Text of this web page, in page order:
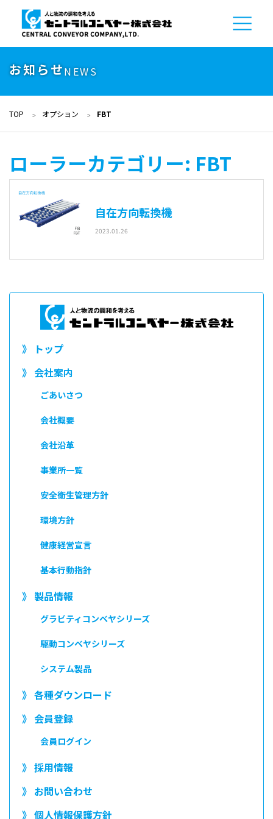
お知らせNEWS
TOP オプション FBT
ローラーカテゴリー: FBT
自在方向転換機
2023.01.26
》 トップ
》 会社案内
ごあいさつ
会社概要
会社沿革
事業所一覧
安全衛生管理方針
環境方針
健康経営宣言
基本行動指針
》 製品情報
グラビティコンベヤシリーズ
駆動コンベヤシリーズ
システム製品
》 各種ダウンロード
》 会員登録
会員ログイン
》 採用情報
》 お問い合わせ
》 個人情報保護方針